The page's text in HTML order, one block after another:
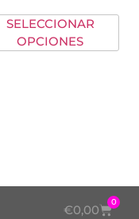
SELECCIONAR
OPCIONES
€0,00
0